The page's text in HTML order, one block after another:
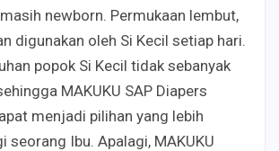
newborn. Permukaan lembut,
digunakan oleh Si Kecil setiap hari.
popok Si Kecil tidak sebanyak
MAKUKU SAP Diapers
menjadi pilihan yang lebih
seorang Ibu. Apalagi, MAKUKU